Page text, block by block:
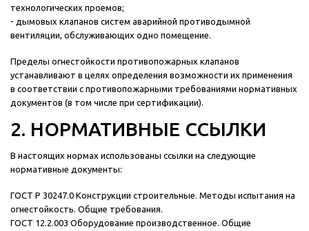
технологических проемов;
- дымовых клапанов систем аварийной противодымной
вентиляции, обслуживающих одно помещение.
Пределы огнестойкости противопожарных клапанов
устанавливают в целях определения возможности их применения
в соответствии с противопожарными требованиями нормативных
документов (в том числе при сертификации).
2. НОРМАТИВНЫЕ ССЫЛКИ
В настоящих нормах использованы ссылки на следующие
нормативные документы:
ГОСТ Р 30247.0 Конструкции строительные. Методы испытания на
огнестойкость. Общие требования.
ГОСТ 12.2.003 Оборудование производственное. Общие